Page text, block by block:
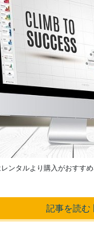
ンタルより購入がおすす
記事を読